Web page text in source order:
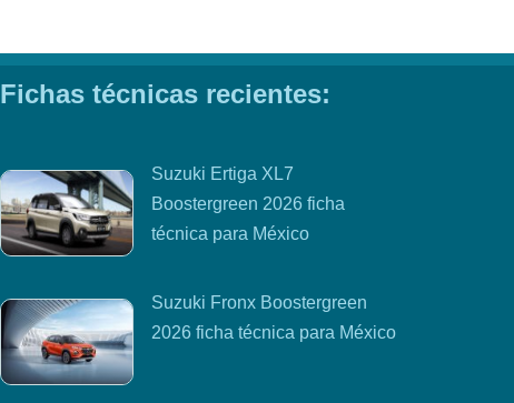
Fichas técnicas recientes:
Suzuki Ertiga XL7
Boostergreen 2026 ficha
técnica para México
Suzuki Fronx Boostergreen
2026 ficha técnica para México